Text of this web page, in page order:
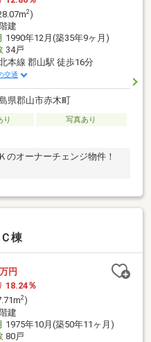
2)
建
1990年12月(築35年9ヶ月)
34戸
本線 郡山駅 徒歩16分
交通
県郡山市赤木町
り
写真あり
のオーナーチェンジ物件！
棟
万円
18.24％
2)
建
1975年10月(築50年11ヶ月)
80戸